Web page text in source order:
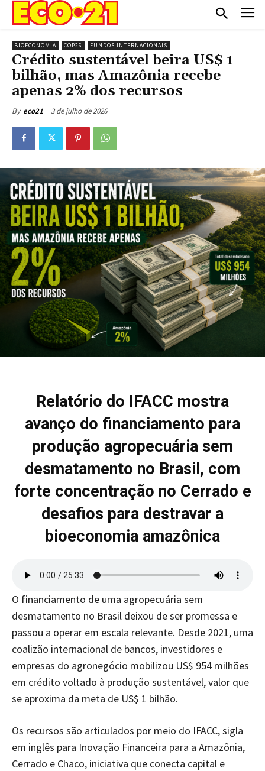
BIOECONOMIA COP26 FUNDOS INTERNACIONAIS
Crédito sustentável beira US$ 1
bilhão, mas Amazônia recebe
apenas 2% dos recursos
By eco21 3 de julho de 2026
Relatório do IFACC mostra
avanço do financiamento para
produção agropecuária sem
desmatamento no Brasil, com
forte concentração no Cerrado e
desafios para destravar a
bioeconomia amazônica
O financiamento de uma agropecuária sem
desmatamento no Brasil deixou de ser promessa e
passou a operar em escala relevante. Desde 2021, uma
coalizão internacional de bancos, investidores e
empresas do agronegócio mobilizou US$ 954 milhões
em crédito voltado à produção sustentável, valor que
se aproxima da meta de US$ 1 bilhão.
Os recursos são articulados por meio do IFACC, sigla
em inglês para Inovação Financeira para a Amazônia,
Cerrado e Chaco, iniciativa que conecta capital e